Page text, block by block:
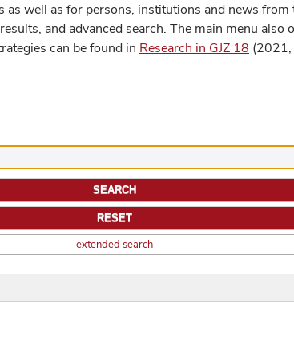
well as for persons, institutions and news
and advanced search. The main menu also
can be found in Research in GJZ 18 (2021,
extended search